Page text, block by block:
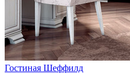
Гостиная Шеффилд